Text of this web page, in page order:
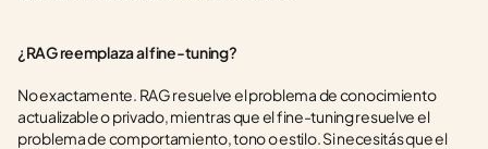
¿RAG reemplaza al fine-tuning?
No exactamente. RAG resuelve el problema de conocimiento
actualizable o privado, mientras que el fine-tuning resuelve el
problema de comportamiento, tono o estilo. Si necesitás que el